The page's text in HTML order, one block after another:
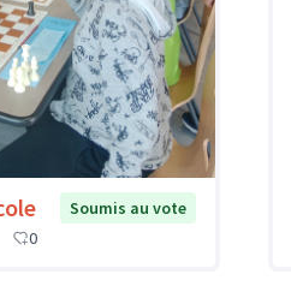
Soumis au vote
0